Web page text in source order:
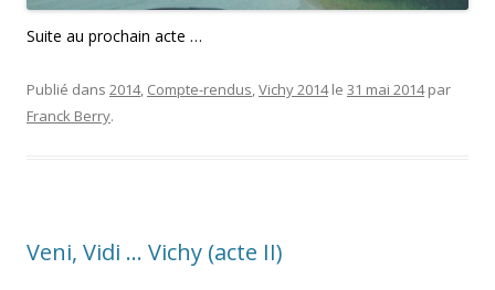
Suite au prochain acte …
Publié dans 2014, Compte-rendus,Vichy 2014le 31 mai 2014par
Franck Berry.
Veni, Vidi … Vichy (acte II)